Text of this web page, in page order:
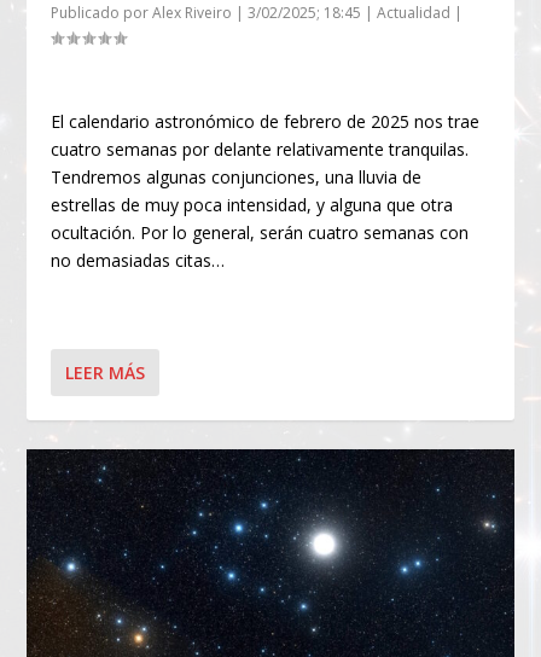
Publicado porAlex Riveiro |3/02/2025; 18:45 |Actualidad |
El calendario astronómico de febrero de 2025 nos trae
cuatro semanas por delante relativamente tranquilas.
Tendremos algunas conjunciones, una lluvia de
estrellas de muy poca intensidad, y alguna que otra
ocultación. Por lo general, serán cuatro semanas con
no demasiadas citas…
LEER MÁS